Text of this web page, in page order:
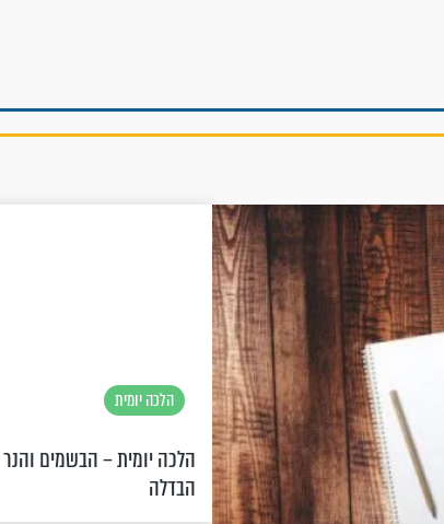
הלכה יומית
הלכה יומית – הבשמים והנר
הבדלה